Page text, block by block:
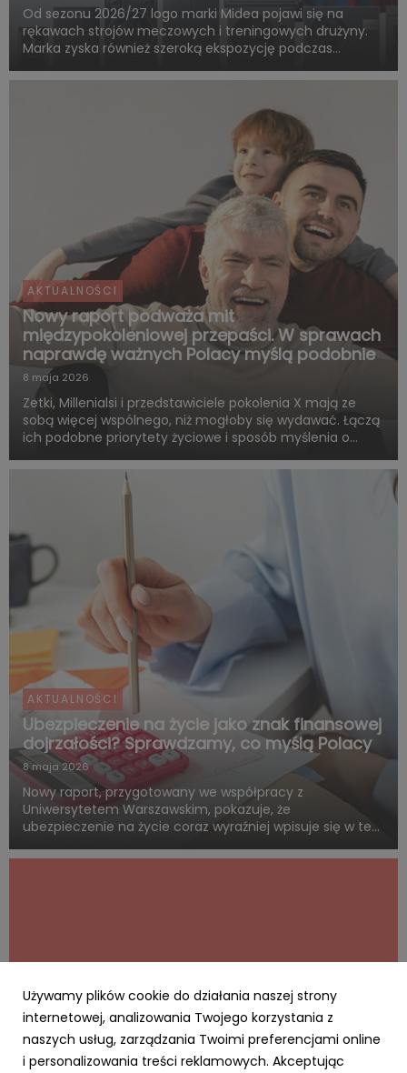
Od sezonu 2026/27 logo marki Midea pojawi się na
rękawach strojów meczowych i treningowych drużyny.
Marka zyska również szeroką ekspozycję podczas
współpraca obejmie także wspólne działania skierowane
AKTUALNOŚCI
Nowy raport podważa mit
międzypokoleniowej przepaści. W sprawach
naprawdę ważnych Polacy myślą podobnie
8 maja 2026
Zetki, Millenialsi i przedstawiciele pokolenia X mają ze
sobą więcej wspólnego, niż mogłoby się wydawać. Łączą
ich podobne priorytety życiowe i sposób myślenia o
dojrzałości życiowej decydują przede wszystkim:
AKTUALNOŚCI
Ubezpieczenie na życie jako znak finansowej
dojrzałości? Sprawdzamy, co myślą Polacy
8 maja 2026
Nowy raport, przygotowany we współpracy z
Uniwersytetem Warszawskim, pokazuje, że
ubezpieczenie na życie coraz wyraźniej wpisuje się w ten
odpowiedzialność i rozsądne planowanie przyszłości.
AKTUALNOŚCI
Używamy plików cookie do działania naszej strony
internetowej, analizowania Twojego korzystania z
naszych usług, zarządzania Twoimi preferencjami online
i personalizowania treści reklamowych. Akceptując